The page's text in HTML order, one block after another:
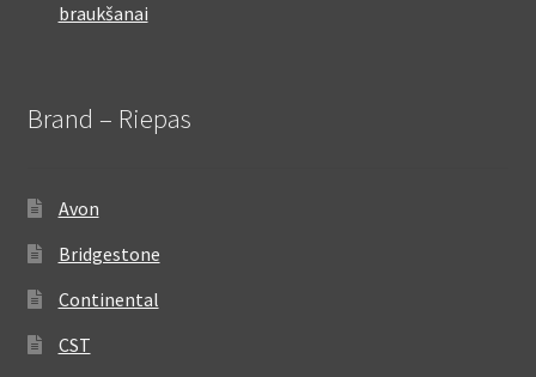
braukšanai
Brand – Riepas
Avon
Bridgestone
Continental
CST